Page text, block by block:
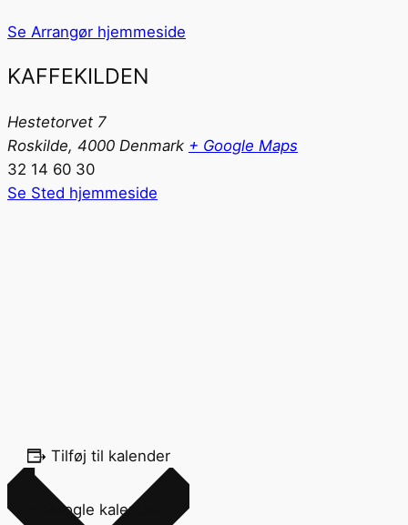
Se Arrangør hjemmeside
KAFFEKILDEN
Hestetorvet 7
Roskilde, 4000 Denmark + Google Maps
32 14 60 30
Se Sted hjemmeside
Tilføj til kalender
Google kalender